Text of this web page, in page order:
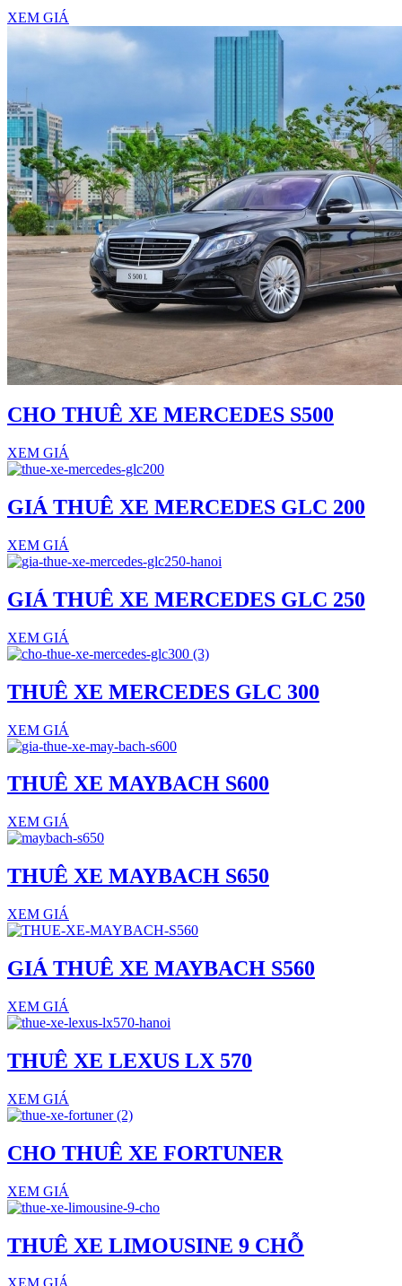
XEM GIÁ
CHO THUÊ XE MERCEDES S500
XEM GIÁ
GIÁ THUÊ XE MERCEDES GLC 200
XEM GIÁ
GIÁ THUÊ XE MERCEDES GLC 250
XEM GIÁ
THUÊ XE MERCEDES GLC 300
XEM GIÁ
THUÊ XE MAYBACH S600
XEM GIÁ
THUÊ XE MAYBACH S650
XEM GIÁ
GIÁ THUÊ XE MAYBACH S560
XEM GIÁ
THUÊ XE LEXUS LX 570
XEM GIÁ
CHO THUÊ XE FORTUNER
XEM GIÁ
THUÊ XE LIMOUSINE 9 CHỖ